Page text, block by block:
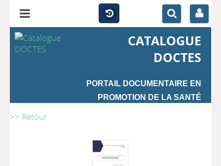
CATALOGUE
DOCTES
PORTAIL DOCUMENTAIRE EN
PROMOTION DE LA SANTÉ
>> Retour